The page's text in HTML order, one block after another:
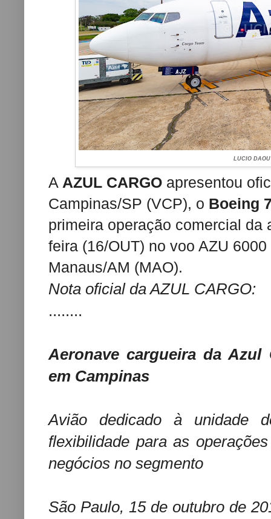
LUCIO
A AZUL CARGO apresentou
Campinas/SP (VCP), o Boeing
primeira operação comercial da
feira (16/OUT) no voo AZU
Manaus/AM (MAO).
Nota oficial da AZUL CARGO:
........
Aeronave cargueira da Azul
em Campinas
Avião dedicado à unidade
flexibilidade para as
negócios no segmento
São Paulo, 15 de outubro de